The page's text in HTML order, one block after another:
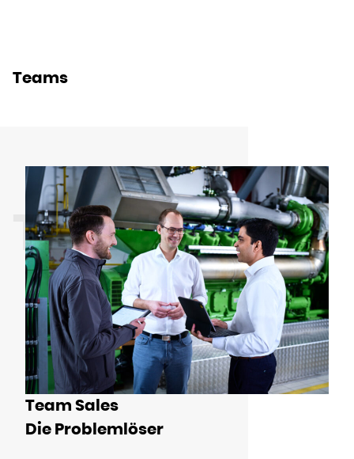
Teams
TEAMS
Team Sales
Die Problemlöser